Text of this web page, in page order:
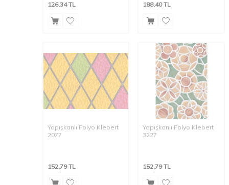
126,34TL 188,40TL
Yapışkanlı Folyo Klebert
2077
152,79TL
Yapışkanlı Folyo Klebert
3227
152,79TL